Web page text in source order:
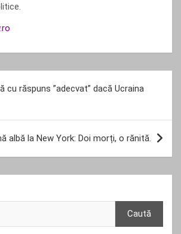
cu răspuns ”adecvat” dacă Ucraina
albă la New York: Doi morți, o rănită.
Caută